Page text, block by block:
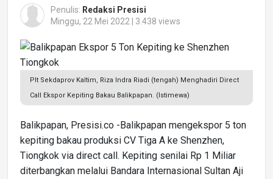
Penulis: Redaksi Presisi
Minggu, 22 Mei 2022 | 3.438 views
Plt Sekdaprov Kaltim, Riza Indra Riadi (tengah) Menghadiri Direct
Call Ekspor Kepiting Bakau Balikpapan. (Istimewa)
Balikpapan, Presisi.co -Balikpapan mengekspor 5 ton
kepiting bakau produksi CV Tiga A ke Shenzhen,
Tiongkok via direct call. Kepiting senilai Rp 1 Miliar
diterbangkan melalui Bandara Internasional Sultan Aji